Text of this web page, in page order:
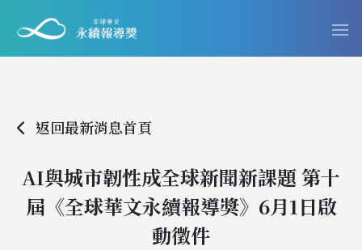
返回最新消息首頁
AI與城市韌性成全球新聞新課題 第十
屆《全球華文永續報導獎》6月1日啟
動徵件